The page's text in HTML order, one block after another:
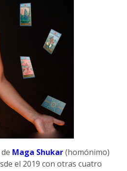
Maga Shukar(homónimo)
el 2019 con otras cuatro